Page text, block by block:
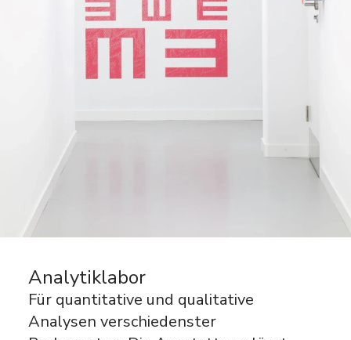
Analytiklabor
Für quantitative und qualitative
Analysen verschiedenster